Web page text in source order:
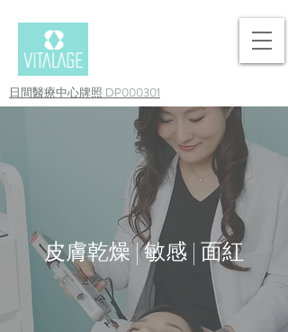
日間醫療中心牌照 DP000301
皮膚乾燥 | 敏感 | 面紅